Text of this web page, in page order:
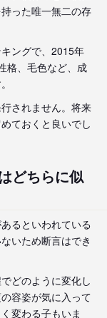
った唯一無二の存
ングで、2015年
格、毛色など、成
されません。将来
ておくと良いでし
どちらに似
るといわれている
いため断言はでき
どのように変化し
容姿が気に入って
変わる子もいま